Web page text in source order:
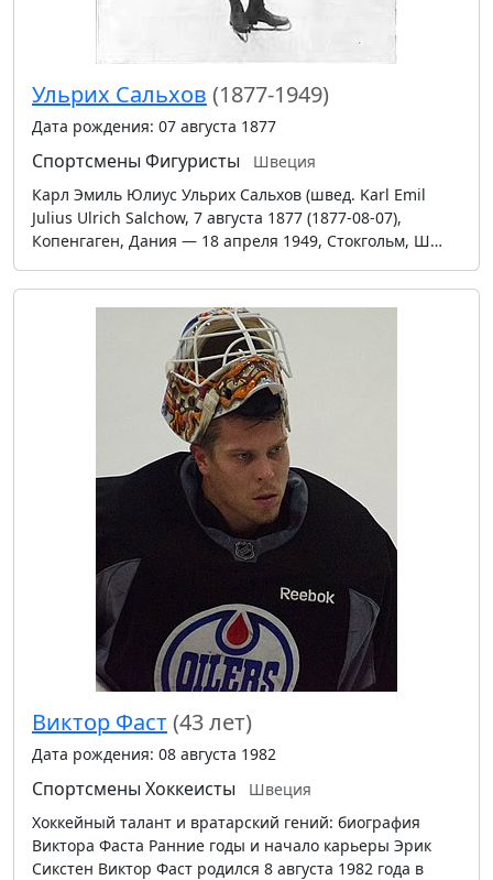
Ульрих Сальхов (1877-1949)
Дата рождения: 07 августа 1877
Спортсмены Фигуристы
Швеция
Карл Эмиль Юлиус Ульрих Сальхов (швед. Karl Emil
Julius Ulrich Salchow, 7 августа 1877 (1877-08-07),
Копенгаген, Дания — 18 апреля 1949, Стокгольм, Ш…
Виктор Фаст (43 лет)
Дата рождения: 08 августа 1982
Спортсмены Хоккеисты
Швеция
Хоккейный талант и вратарский гений: биография
Виктора Фаста Ранние годы и начало карьеры Эрик
Сикстен Виктор Фаст родился 8 августа 1982 года в